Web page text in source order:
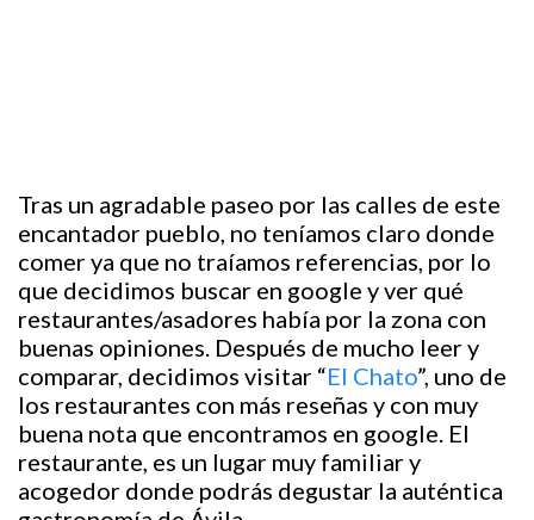
Tras un agradable paseo por las calles de este
encantador pueblo, no teníamos claro donde
comer ya que no traíamos referencias, por lo
que decidimos buscar en google y ver qué
restaurantes/asadores había por la zona con
buenas opiniones. Después de mucho leer y
comparar, decidimos visitar “El Chato”, uno de
los restaurantes con más reseñas y con muy
buena nota que encontramos en google. El
restaurante, es un lugar muy familiar y
acogedor donde podrás degustar la auténtica